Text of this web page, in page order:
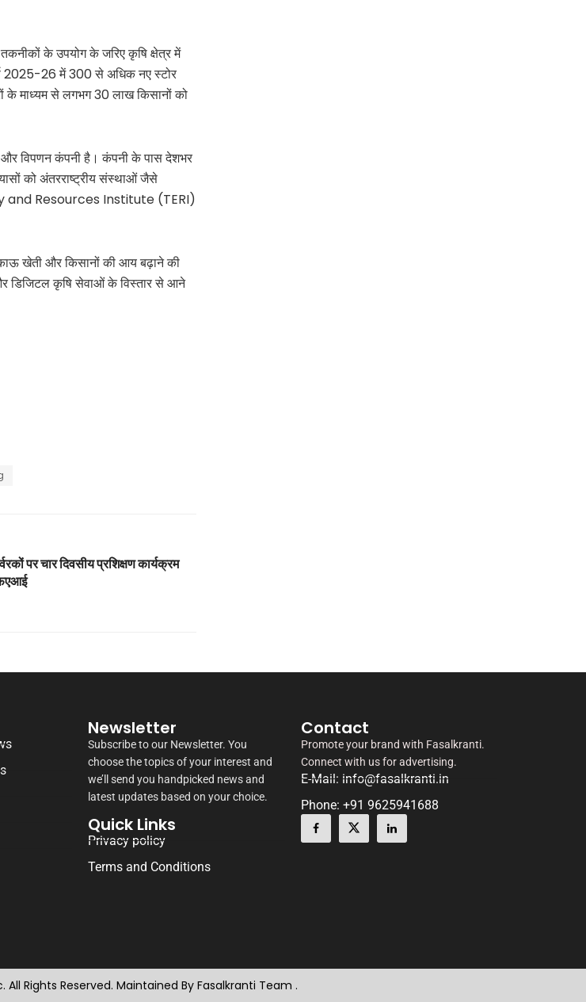
के उपयोग के जरिए कृषि क्षेत्र में
2025-26 में 300 से अधिक नए स्टोर
के माध्यम से लगभग 30 लाख किसानों को
और विपणन कंपनी है। कंपनी के पास देशभर
को अंतरराष्ट्रीय संस्थाओं जैसे
Resources Institute (TERI)
खेती और किसानों की आय बढ़ाने की
डिजिटल कृषि सेवाओं के विस्तार से आने
पर चार दिवसीय प्रशिक्षण कार्यक्रम
Newsletter
Subscribe to our Newsletter. You
choose the topics of your interest and
we’ll send you handpicked news and
latest updates based on your choice.
Quick Links
Privacy policy
Terms and Conditions
Contact
Promote your brand with Fasalkranti.
Connect with us for advertising.
E-Mail: info@fasalkranti.in
Phone: +91 9625941688
Rights Reserved. Maintained By Fasalkranti Team .